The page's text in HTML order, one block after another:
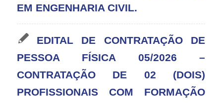
EM ENGENHARIA CIVIL.
EDITAL DE CONTRATAÇÃO DE
PESSOA FÍSICA 05/2026 –
CONTRATAÇÃO DE 02 (DOIS)
PROFISSIONAIS COM FORMAÇÃO